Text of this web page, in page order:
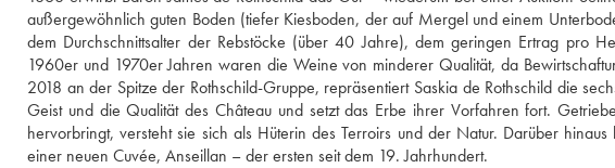
außergewöhnlich guten Boden (tiefer Kiesboden, der auf Mergel und einem
dem Durchschnittsalter der Rebstöcke (über 40 Jahre), dem geringen Ertrag pro
1960er und 1970er Jahren waren die Weine von minderer Qualität, da
2018 an der Spitze der Rothschild-Gruppe, repräsentiert Saskia de Rothschild die
Geist und die Qualität des Château und setzt das Erbe ihrer Vorfahren fort.
hervorbringt, versteht sie sich als Hüterin des Terroirs und der Natur. Darüber
einer neuen Cuvée, Anseillan – der ersten seit dem 19. Jahrhundert.